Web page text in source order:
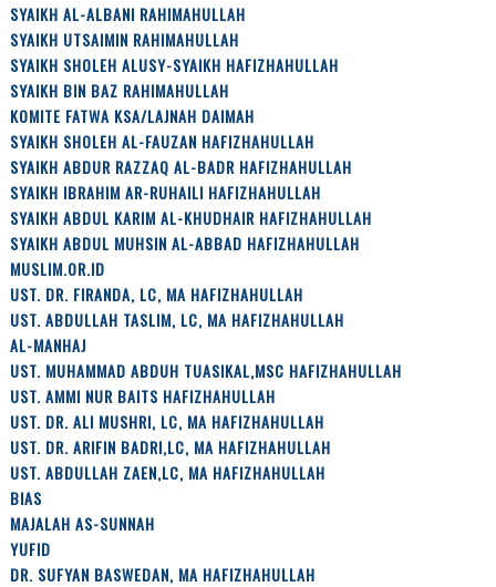
SYAIKH AL-ALBANI RAHIMAHULLAH
SYAIKH UTSAIMIN RAHIMAHULLAH
SYAIKH SHOLEH ALUSY-SYAIKH HAFIZHAHULLAH
SYAIKH BIN BAZ RAHIMAHULLAH
KOMITE FATWA KSA/LAJNAH DAIMAH
SYAIKH SHOLEH AL-FAUZAN HAFIZHAHULLAH
SYAIKH ABDUR RAZZAQ AL-BADR HAFIZHAHULLAH
SYAIKH IBRAHIM AR-RUHAILI HAFIZHAHULLAH
SYAIKH ABDUL KARIM AL-KHUDHAIR HAFIZHAHULLAH
SYAIKH ABDUL MUHSIN AL-ABBAD HAFIZHAHULLAH
MUSLIM.OR.ID
UST. DR. FIRANDA, LC, MA HAFIZHAHULLAH
UST. ABDULLAH TASLIM, LC, MA HAFIZHAHULLAH
AL-MANHAJ
UST. MUHAMMAD ABDUH TUASIKAL,MSC HAFIZHAHULLAH
UST. AMMI NUR BAITS HAFIZHAHULLAH
UST. DR. ALI MUSHRI, LC, MA HAFIZHAHULLAH
UST. DR. ARIFIN BADRI,LC, MA HAFIZHAHULLAH
UST. ABDULLAH ZAEN,LC, MA HAFIZHAHULLAH
BIAS
MAJALAH AS-SUNNAH
YUFID
DR. SUFYAN BASWEDAN, MA HAFIZHAHULLAH